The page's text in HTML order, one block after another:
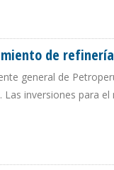
de
general de
Las inversiones para